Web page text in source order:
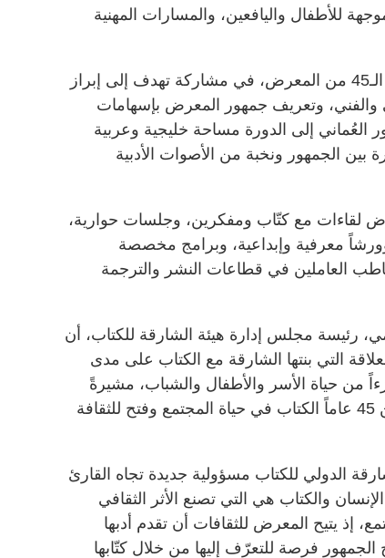
للأطفال واليافعين، والمسارات المهنية
وتحل سلطنة عُمان ضيف شرف الدورة الـ45 من المعرض، في مشاركة تهدف إلى إبراز
والفني، وتعريف جمهور المعرض بإسهامات
العُماني إلى الدورة مساحة خليجية وعربية
بين الجمهور ونخبة من الأصوات الأدبية
لقاءات مع كتّاب ومفكرين، وجلسات حوارية،
معرفية وإبداعية، وبرامج مخصصة
العاملين في قطاعات النشر والترجمة
رئيسة مجلس إدارة هيئة الشارقة للكتاب، أن
التي بنتها الشارقة مع الكتاب على مدى
من حياة الأسر والأطفال والشباب، مشيرةً
إلى أن المعرض رسّخ على مدار أكثر من 45 عاماً الكتاب في حياة المجتمع وفتح للثقافة
الدولي للكتاب مسؤولية جديدة تجاه القارئ
والكتاب هي التي تصنع الأثر الثقافي
إذ يتيح المعرض للثقافات أن تقدم أدبها
الجمهور فرصة للتعرّف إليها من خلال كتّابها